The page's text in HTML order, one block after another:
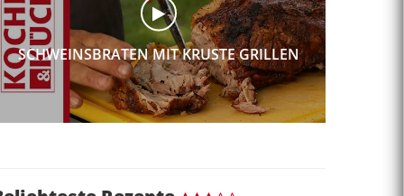
SCHWEINSBRATEN MIT KRUSTE GRILLEN